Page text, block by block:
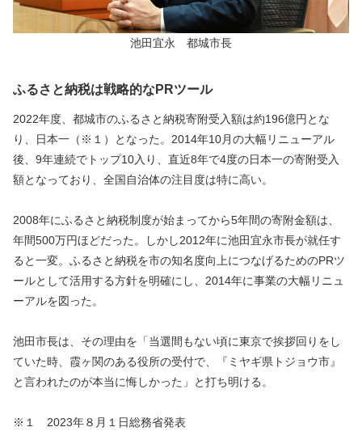
池田宜永　都城市長
ふるさと納税は戦略的なPRツール
2022年度、都城市のふるさと納税寄附受入額は約196億円とな
り、日本一（※１）となった。2014年10月の大幅リニューアル
後、9年連続でトップ10入り、直近8年で4度の日本一の寄附受入
額となっており、全国自治体の注目度は特に高い。
2008年にふるさと納税制度が始まってから5年間の寄附金額は、
年間500万円ほどだった。しかし2012年に池田宜永市長が就任す
ると一変。ふるさと納税を市の知名度向上につなげるためのPRツ
ールとして活用する方針を明確にし、2014年に事業の大幅リニュ
ーアルを図った。
池田市長は、その理由を「当選間もない頃に東京で挨拶回りをし
ていた時、霞ヶ関のある役所の受付で、『ミヤギ県トジョウ市』
と言われたのが本当に悔しかった」と打ち明ける。
※１　2023年８月１日総務省発表